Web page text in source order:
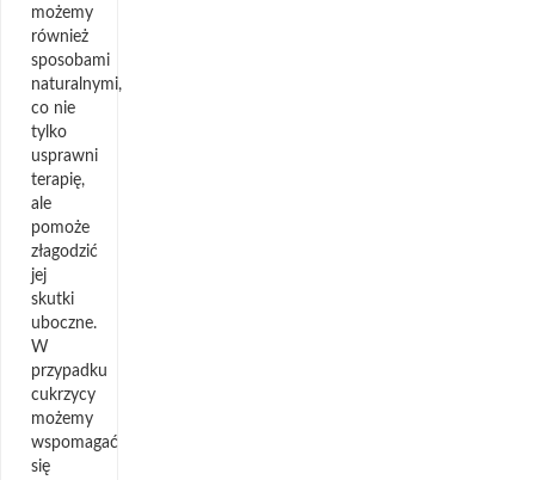
możemy
również
sposobami
naturalnymi,
co nie
tylko
usprawni
terapię,
ale
pomoże
złagodzić
jej
skutki
uboczne.
W
przypadku
cukrzycy
możemy
wspomagać
się